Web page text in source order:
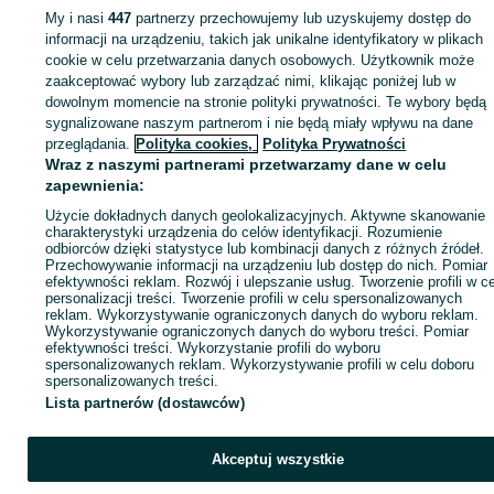
Oddzielny dział firmy zajmuje się
Oczyszczaniem nagrań do sądu ,policji prokuratury Audio Wideo
zaszumionych niewidocznych złe czytelnych.
www.olx.pl/d/oferta/poprawianie-jakosci-nagran-audio-wideo-jako-
dowodow-sadowych-doradztwo-CID4371-ID16qgbU.html
Przegrywanie kaset vhs Poznań
Przegrywanie kaset vhs Kalisz
Przegrywanie kaset vhs Piła
Przegrywanie kaset vhs Ostrów Wielkopolski
Przegrywanie kaset vhs Konin
Przegrywanie kaset vhs Gniezno
Przegrywanie kaset vhs Leszno
Przegrywanie kaset vhs Luboń
Przegrywanie kaset vhs Września
Przegrywanie kaset vhs Swarzędz
Przegrywanie kaset vhs Krotoszyn
Przegrywanie kaset vhs Śrem
Przegrywanie kaset vhs Jarocin
Przegrywanie kaset vhs Wągrowiec
Przegrywanie kaset vhs Turek
Przegrywanie kaset vhs Środa Wielkopolska
Przegrywanie kaset vhs Rawicz
Przegrywanie kaset vhs Koło
Strona główna Usługi Usługi informatyczne Pozostałe
Pozostałe -
Wielkopolskie
Pozostałe - Poznań Pozostałe - Stare Miasto
KATEGORIA
862957556
Zadzwoń / SMS Wyślij wiadomość
My i nasi447 partnerzy przechowujemy lub uzyskujemy dostęp do
informacji na urządzeniu, takich jak unikalne identyfikatory w plikach
cookie w celu przetwarzania danych osobowych. Użytkownik może
zaakceptować wybory lub zarządzać nimi, klikając poniżej lub w
dowolnym momencie na stronie polityki prywatności. Te wybory będą
sygnalizowane naszym partnerom i nie będą miały wpływu na dane
przeglądania. Polityka cookies, Polityka Prywatności
Wraz z naszymi partnerami przetwarzamy dane w celu
zapewnienia:
Użycie dokładnych danych geolokalizacyjnych. Aktywne skanowanie
charakterystyki urządzenia do celów identyfikacji. Rozumienie
odbiorców dzięki statystyce lub kombinacji danych z różnych źródeł.
Przechowywanie informacji na urządzeniu lub dostęp do nich. Pomiar
efektywności reklam. Rozwój i ulepszanie usług. Tworzenie profili w
personalizacji treści. Tworzenie profili w celu spersonalizowanych
reklam. Wykorzystywanie ograniczonych danych do wyboru reklam.
Wykorzystywanie ograniczonych danych do wyboru treści. Pomiar
efektywności treści. Wykorzystanie profili do wyboru
spersonalizowanych reklam. Wykorzystywanie profili w celu doboru
spersonalizowanych treści.
Lista partnerów (dostawców)
Akceptuj wszystkie